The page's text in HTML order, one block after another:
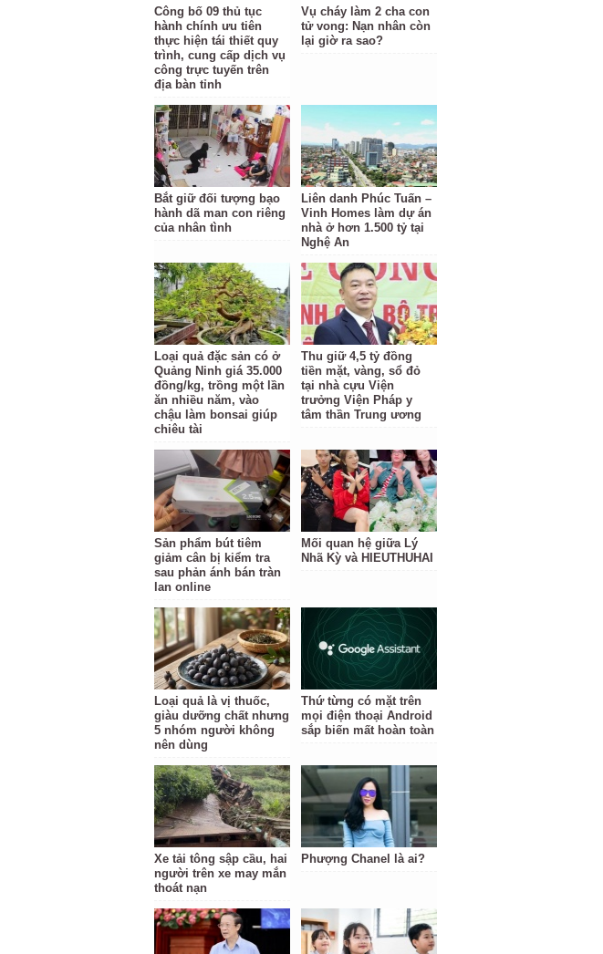
Công bố 09 thủ tục
hành chính ưu tiên
thực hiện tái thiết quy
trình, cung cấp dịch vụ
công trực tuyến trên
địa bàn tỉnh
Vụ cháy làm 2 cha con
tử vong: Nạn nhân còn
lại giờ ra sao?
Bắt giữ đối tượng bạo
hành dã man con riêng
của nhân tình
Liên danh Phúc Tuấn –
Vinh Homes làm dự án
nhà ở hơn 1.500 tỷ tại
Nghệ An
Loại quả đặc sản có ở
Quảng Ninh giá 35.000
đồng/kg, trồng một lần
ăn nhiều năm, vào
chậu làm bonsai giúp
chiêu tài
Thu giữ 4,5 tỷ đồng
tiền mặt, vàng, sổ đỏ
tại nhà cựu Viện
trưởng Viện Pháp y
tâm thần Trung ương
Sản phẩm bút tiêm
giảm cân bị kiểm tra
sau phản ánh bán tràn
lan online
Mối quan hệ giữa Lý
Nhã Kỳ và HIEUTHUHAI
Loại quả là vị thuốc,
giàu dưỡng chất nhưng
5 nhóm người không
nên dùng
Thứ từng có mặt trên
mọi điện thoại Android
sắp biến mất hoàn toàn
Xe tải tông sập cầu, hai
người trên xe may mắn
thoát nạn
Phượng Chanel là ai?